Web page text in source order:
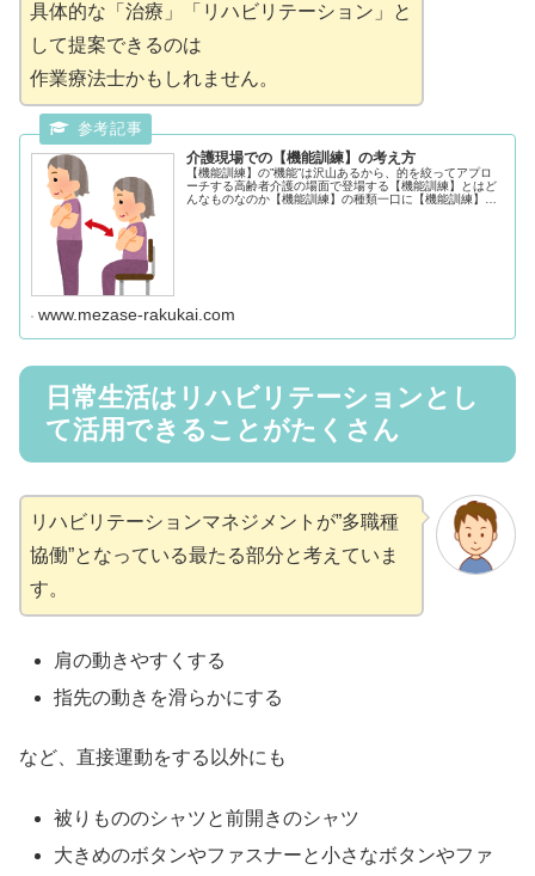
具体的な「治療」「リハビリテーション」と
して提案できるのは
作業療法士かもしれません。
介護現場での【機能訓練】の考え方
【機能訓練】の”機能”は沢山あるから、的を絞ってアプロ
ーチする高齢者介護の場面で登場する【機能訓練】とはど
んなものなのか【機能訓練】の種類一口に【機能訓練】と
www.mezase-rakukai.com
日常生活はリハビリテーションとし
て活用できることがたくさん
リハビリテーションマネジメントが”多職種
協働”となっている最たる部分と考えていま
す。
肩の動きやすくする
指先の動きを滑らかにする
など、直接運動をする以外にも
被りもののシャツと前開きのシャツ
大きめのボタンやファスナーと小さなボタンやファ